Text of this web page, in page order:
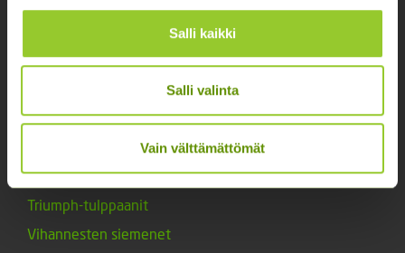
Salli kaikki
Salli valinta
Vain välttämättömät
Marjat ja mansikat
Muut tuotteet
Tarvikkeet
Triumph-tulppaanit
Vihannesten siemenet